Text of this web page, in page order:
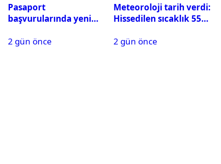
Pasaport
başvurularında yeni
2 gün önce
Meteoroloji tarih verdi:
Hissedilen sıcaklık 55
2 gün önce